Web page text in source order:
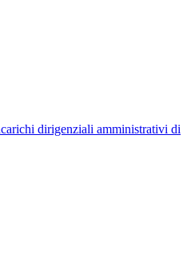
dirigenziali amministrativi di